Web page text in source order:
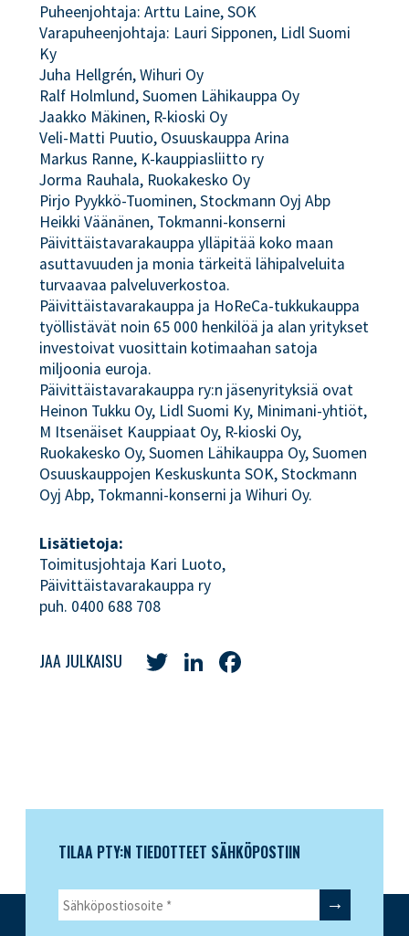
Puheenjohtaja: Arttu Laine, SOK
Varapuheenjohtaja: Lauri Sipponen, Lidl Suomi
Ky
Juha Hellgrén, Wihuri Oy
Ralf Holmlund, Suomen Lähikauppa Oy
Jaakko Mäkinen, R-kioski Oy
Veli-Matti Puutio, Osuuskauppa Arina
Markus Ranne, K-kauppiasliitto ry
Jorma Rauhala, Ruokakesko Oy
Pirjo Pyykkö-Tuominen, Stockmann Oyj Abp
Heikki Väänänen, Tokmanni-konserni
Päivittäistavarakauppa ylläpitää koko maan
asuttavuuden ja monia tärkeitä lähipalveluita
turvaavaa palveluverkostoa.
Päivittäistavarakauppa ja HoReCa-tukkukauppa
työllistävät noin 65 000 henkilöä ja alan yritykset
investoivat vuosittain kotimaahan satoja
miljoonia euroja.
Päivittäistavarakauppa ry:n jäsenyrityksiä ovat
Heinon Tukku Oy, Lidl Suomi Ky, Minimani-yhtiöt,
M Itsenäiset Kauppiaat Oy, R-kioski Oy,
Ruokakesko Oy, Suomen Lähikauppa Oy, Suomen
Osuuskauppojen Keskuskunta SOK, Stockmann
Oyj Abp, Tokmanni-konserni ja Wihuri Oy.
Lisätietoja:
Toimitusjohtaja Kari Luoto,
Päivittäistavarakauppa ry
puh. 0400 688 708
JAA JULKAISU TwitterLinkedIn
TILAA PTY:N TIEDOTTEET SÄHKÖPOSTIIN